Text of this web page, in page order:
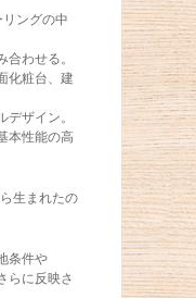
リングの中
わせる。
化粧台、建
ザイン。
本性能の高
生まれたの
条件や
らに反映さ